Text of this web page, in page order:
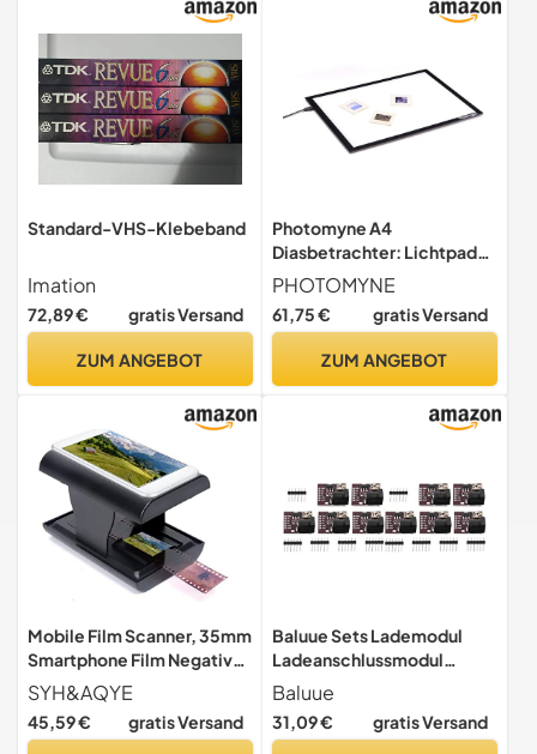
Standard-VHS-Klebeband
Imation
72,89 € gratis Versand
ZUM ANGEBOT
Photomyne A4
Diasbetrachter: Lichtpad
mit
Hintergrundbeleuchtung,
Negativbetrachter für
freihändig, ultradünn,
USB-Adapter) - Schwarz
PHOTOMYNE
61,75 € gratis Versand
ZUM ANGEBOT
Mobile Film Scanner, 35mm
Smartphone Film Negativ
Dia Scanner, Fotoscanner
zum digitalisieren Mit LED
Hintergrundbeleuchtung
SYH&AQYE
45,59 € gratis Versand
Baluue Sets Lademodul
Ladeanschlussmodul
Netzstecker Ladegerät
Multi-Telefon-ladegerät
Installieren Pcs
Baluue
31,09 € gratis Versand